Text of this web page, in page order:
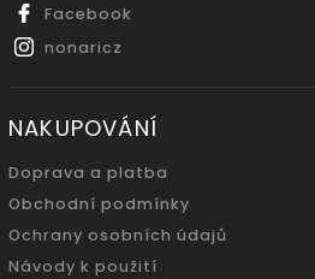
Facebook
nonaricz
NAKUPOVÁNÍ
Doprava a platba
Obchodní podmínky
Ochrany osobních údajů
Návody k použití